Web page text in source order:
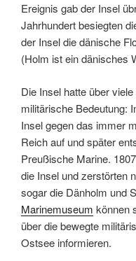
Ereignis gab der Insel
Jahrhundert besiegten
der Insel die dänische
(Holm ist ein dänisches
Die Insel hatte über
militärische Bedeutung:
Insel gegen das immer
Reich auf und später
Preußische Marine.
die Insel und zerstörten
sogar die Dänholm und
Marinemuseum können
über die bewegte
Ostsee informieren.